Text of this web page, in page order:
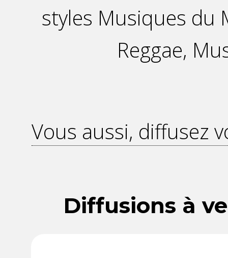
styles Musiques du
Reggae,
Vous aussi, diffusez
Diffusions à